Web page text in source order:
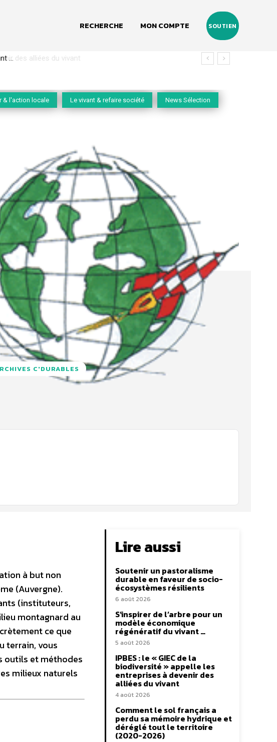
RECHERCHE MON COMPTE SOUTIEN
des alliées du vivant
& l'action locale Le vivant & refaire société News Sélection
C'DURABLES
à but non
(Auvergne).
(instituteurs,
montagnard au
ce que
terrain, vous
outils et méthodes
milieux naturels
Lire aussi
Soutenir un pastoralisme
durable en faveur de socio-
écosystèmes résilients
6 août 2026
S’inspirer de l’arbre pour un
modèle économique
régénératif du vivant …
5 août 2026
IPBES : le « GIEC de la
biodiversité » appelle les
entreprises à devenir des
alliées du vivant
4 août 2026
Comment le sol français a
perdu sa mémoire hydrique et
déréglé tout le territoire
(2020-2026)